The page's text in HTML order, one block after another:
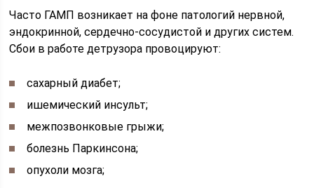
Часто ГАМП возникает на фоне патологий нервной,
эндокринной, сердечно-сосудистой и других систем.
Сбои в работе детрузора провоцируют:
сахарный диабет;
ишемический инсульт;
межпозвонковые грыжи;
болезнь Паркинсона;
опухоли мозга;